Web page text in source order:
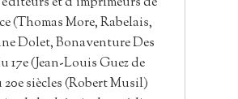
(Thomas More, Rabelais,
Dolet, Bonaventure Des
17e (Jean-Louis Guez de
20e siècles (Robert Musil)